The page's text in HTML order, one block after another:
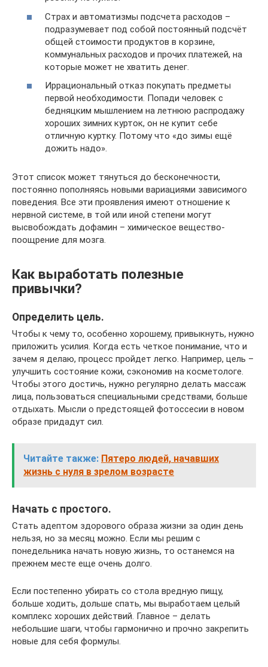
Страх и автоматизмы подсчета расходов –
подразумевает под собой постоянный подсчёт
общей стоимости продуктов в корзине,
коммунальных расходов и прочих платежей, на
которые может не хватить денег.
Иррациональный отказ покупать предметы
первой необходимости. Попади человек с
бедняцким мышлением на летнюю распродажу
хороших зимних курток, он не купит себе
отличную куртку. Потому что «до зимы ещё
дожить надо».
Этот список может тянуться до бесконечности,
постоянно пополняясь новыми вариациями зависимого
поведения. Все эти проявления имеют отношение к
нервной системе, в той или иной степени могут
высвобождать дофамин – химическое вещество-
поощрение для мозга.
Как выработать полезные
привычки?
Определить цель.
Чтобы к чему то, особенно хорошему, привыкнуть, нужно
приложить усилия. Когда есть четкое понимание, что и
зачем я делаю, процесс пройдет легко. Например, цель –
улучшить состояние кожи, сэкономив на косметологе.
Чтобы этого достичь, нужно регулярно делать массаж
лица, пользоваться специальными средствами, больше
отдыхать. Мысли о предстоящей фотоссесии в новом
образе придадут сил.
Читайте также: Пятеро людей, начавших
жизнь с нуля в зрелом возрасте
Начать с простого.
Стать адептом здорового образа жизни за один день
нельзя, но за месяц можно. Если мы решим с
понедельника начать новую жизнь, то останемся на
прежнем месте еще очень долго.
Если постепенно убирать со стола вредную пищу,
больше ходить, дольше спать, мы выработаем целый
комплекс хороших действий. Главное – делать
небольшие шаги, чтобы гармонично и прочно закрепить
новые для себя формулы.